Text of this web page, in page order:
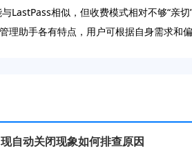
LastPass相似，但收费模式相对不够“亲
理助手各有特点，用户可根据自身需求和偏
自动关闭现象如何排查原因